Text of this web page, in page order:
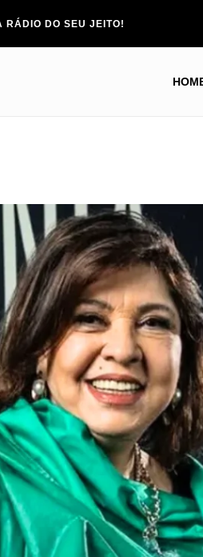
DO SEU JEITO!